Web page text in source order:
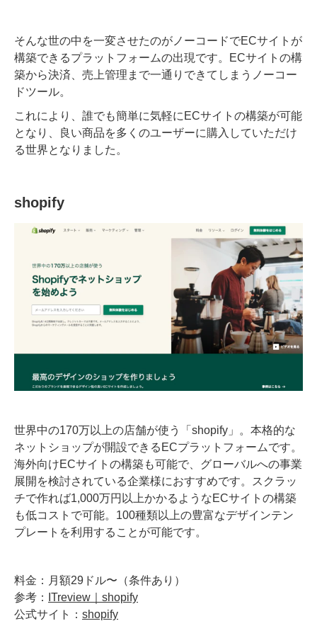
そんな世の中を一変させたのがノーコードでECサイトが
構築できるプラットフォームの出現です。ECサイトの構
築から決済、売上管理まで一通りできてしまうノーコー
ドツール。
これにより、誰でも簡単に気軽にECサイトの構築が可能
となり、良い商品を多くのユーザーに購入していただけ
る世界となりました。
shopify
世界中の170万以上の店舗が使う「shopify」。本格的な
ネットショップが開設できるECプラットフォームです。
海外向けECサイトの構築も可能で、グローバルへの事業
展開を検討されている企業様におすすめです。スクラッ
チで作れば1,000万円以上かかるようなECサイトの構築
も低コストで可能。100種類以上の豊富なデザインテン
プレートを利用することが可能です。
料金：月額29ドル〜（条件あり）
参考：
ITreview｜shopify
公式サイト： shopify